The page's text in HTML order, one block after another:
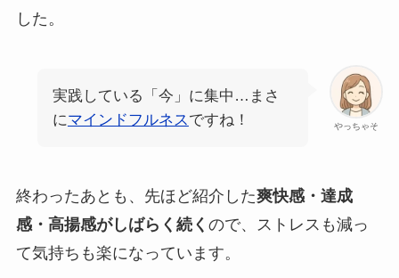
した。
やっちゃそ
実践している「今」に集中…まさ
にマインドフルネス ですね！
終わったあとも、先ほど紹介した爽快感・達成
感・高揚感がしばらく続く ので、ストレスも減っ
て気持ちも楽になっています。